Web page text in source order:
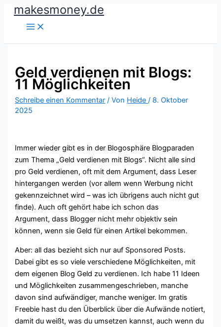
Zummakesmoney.de
Geld verdienen mit Blogs:
11 Möglichkeiten
Schreibe einen Kommentar / Von Heide/ 8. Oktober
2025
Immer wieder gibt es in der Blogosphäre Blogparaden
zum Thema „Geld verdienen mit Blogs“. Nicht alle sind
pro Geld verdienen, oft mit dem Argument, dass Leser
hintergangen werden (vor allem wenn Werbung nicht
gekennzeichnet wird – was ich übrigens auch nicht gut
finde). Auch oft gehört habe ich schon das
Argument, dass Blogger nicht mehr objektiv sein
können, wenn sie Geld für einen Artikel bekommen.
Aber: all das bezieht sich nur auf Sponsored Posts.
Dabei gibt es so viele verschiedene Möglichkeiten, mit
dem eigenen Blog Geld zu verdienen. Ich habe 11 Ideen
und Möglichkeiten zusammengeschrieben, manche
davon sind aufwändiger, manche weniger. Im gratis
Freebie hast du den Überblick über die Aufwände notiert,
damit du weißt, was du umsetzen kannst, auch wenn du